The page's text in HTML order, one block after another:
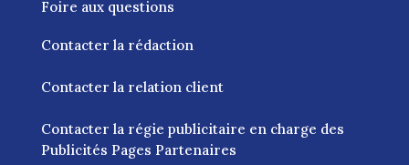
Foire aux questions
Contacter la rédaction
Contacter la relation client
Contacter la régie publicitaire en charge des
Publicités Pages Partenaires